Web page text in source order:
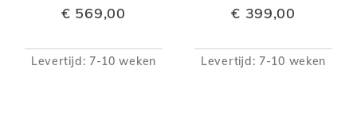
€ 569,00
Levertijd: 7-10 weken
€ 399,00
Levertijd: 7-10 weken